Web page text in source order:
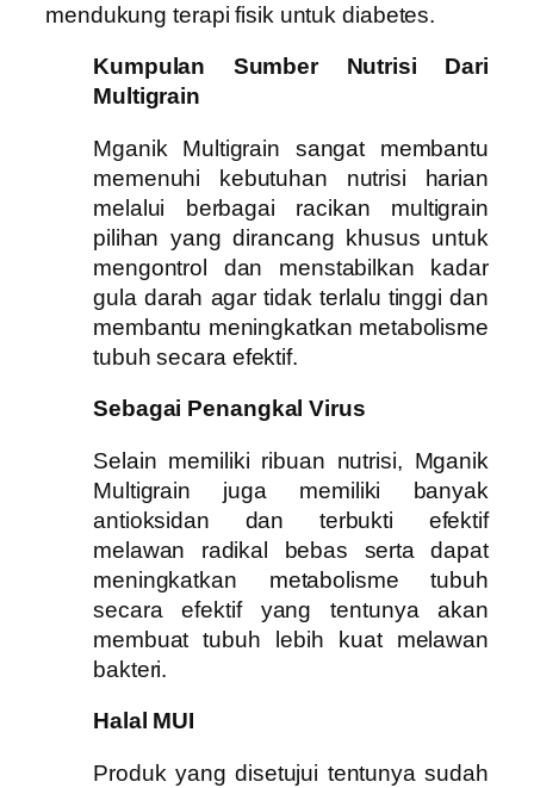
mendukung terapi fisik untuk diabetes.
Kumpulan Sumber Nutrisi Dari
Multigrain
Mganik Multigrain sangat membantu
memenuhi kebutuhan nutrisi harian
melalui berbagai racikan multigrain
pilihan yang dirancang khusus untuk
mengontrol dan menstabilkan kadar
gula darah agar tidak terlalu tinggi dan
membantu meningkatkan metabolisme
tubuh secara efektif.
Sebagai Penangkal Virus
Selain memiliki ribuan nutrisi, Mganik
Multigrain juga memiliki banyak
antioksidan dan terbukti efektif
melawan radikal bebas serta dapat
meningkatkan metabolisme tubuh
secara efektif yang tentunya akan
membuat tubuh lebih kuat melawan
bakteri.
Halal MUI
Produk yang disetujui tentunya sudah